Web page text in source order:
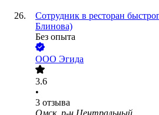
Сотрудник в ресторан
Блинова)
Без опыта
ООО Эгида
3.6
•
3 отзыва